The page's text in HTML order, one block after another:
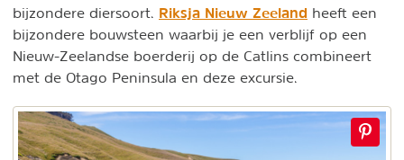
bijzondere diersoort. Riksja Nieuw Zeeland heeft een
bijzondere bouwsteen waarbij je een verblijf op een
Nieuw-Zeelandse boerderij op de Catlins combineert
met de Otago Peninsula en deze excursie.